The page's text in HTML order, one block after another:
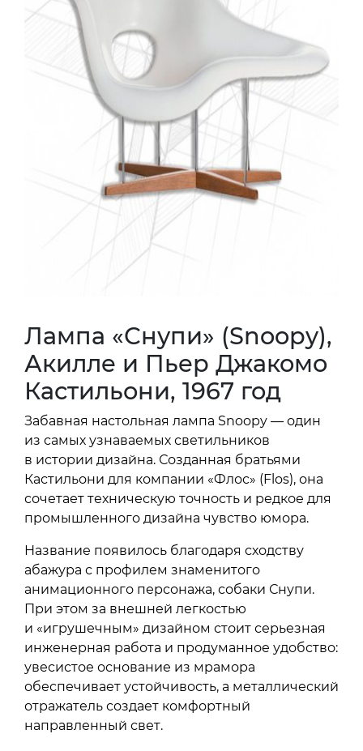
Лампа «Снупи» (Snoopy),
Акилле и Пьер Джакомо
Кастильони, 1967 год
Забавная настольная лампа Snoopy — один
из самых узнаваемых светильников
в истории дизайна. Созданная братьями
Кастильони для компании «Флос» (Flos), она
сочетает техническую точность и редкое для
промышленного дизайна чувство юмора.
Название появилось благодаря сходству
абажура с профилем знаменитого
анимационного персонажа, собаки Снупи.
При этом за внешней легкостью
и «игрушечным» дизайном стоит серьезная
инженерная работа и продуманное удобство:
увесистое основание из мрамора
обеспечивает устойчивость, а металлический
отражатель создает комфортный
направленный свет.